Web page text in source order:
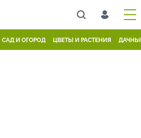
САД И ОГОРОД ЦВЕТЫ И РАСТЕНИЯ